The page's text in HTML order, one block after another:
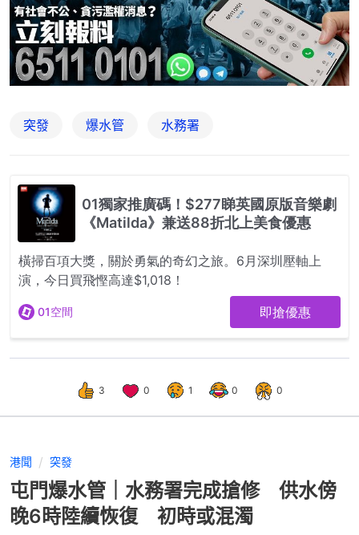
突發 爆水管 水務署
3 0 1 0 0
港聞 突發
屯門爆水管｜水務署完成搶修 供水傍
晚6時陸續恢復 初時或混濁